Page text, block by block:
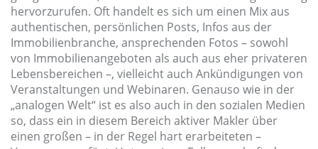
hervorzurufen. Oft handelt es sich um einen Mix aus
authentischen, persönlichen Posts, Infos aus der
Immobilienbranche, ansprechenden Fotos – sowohl
von Immobilienangeboten als auch aus eher privateren
Lebensbereichen –, vielleicht auch Ankündigungen von
Veranstaltungen und Webinaren. Genauso wie in der
„analogen Welt“ ist es also auch in den sozialen Medien
so, dass ein in diesem Bereich aktiver Makler über
einen großen – in der Regel hart erarbeiteten –